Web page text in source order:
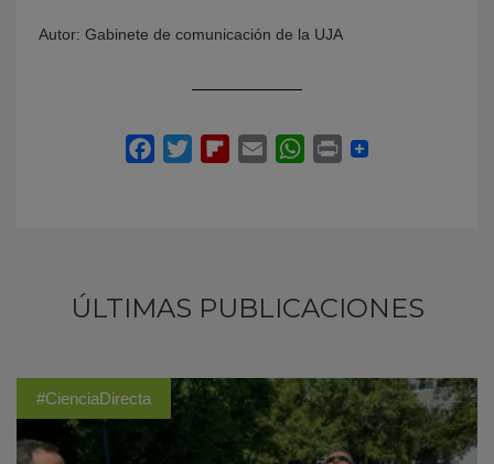
Autor: Gabinete de comunicación de la UJA
ÚLTIMAS PUBLICACIONES
#CienciaDirecta